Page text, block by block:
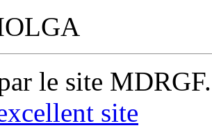
le site
site